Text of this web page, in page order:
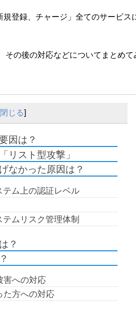
登録、チャージ」全てのサービス
の後の対応などについてまとめて
閉じる]
因は？
リスト型攻撃」
なかった原因は？
テム上の認証レベル
ムリスク管理体制
？
害への対応
た方への対応